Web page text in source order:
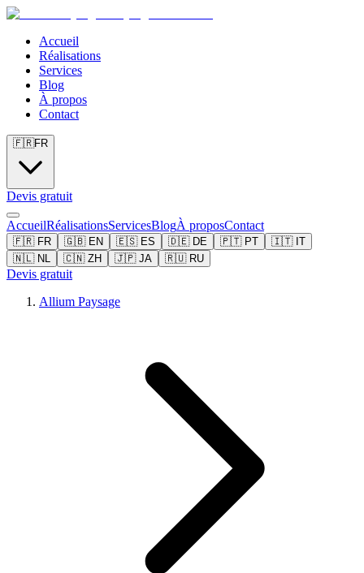
Accueil
Réalisations
Services
Blog
À propos
Contact
🇫🇷FR
Devis gratuit
AccueilRéalisationsServicesBlogÀ proposContact
🇫🇷 FR 🇬🇧 EN 🇪🇸 ES 🇩🇪 DE 🇵🇹 PT 🇮🇹 IT
🇳🇱 NL 🇨🇳 ZH 🇯🇵 JA 🇷🇺 RU
Devis gratuit
Allium Paysage